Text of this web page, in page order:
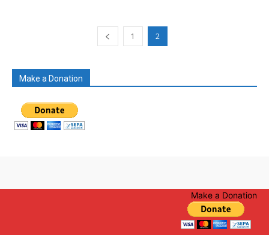
1 2
Make a Donation
Make a Donation